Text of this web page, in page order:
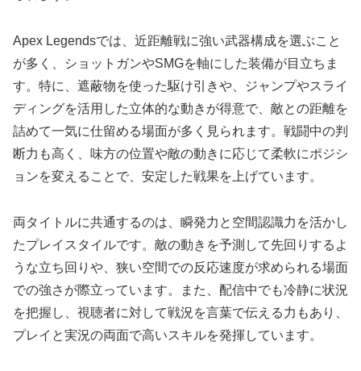
Apex Legendsでは、近距離戦に強い武器構成を選ぶこと
が多く、ショットガンやSMGを軸にした装備が目立ちま
す。特に、遮蔽物を使った駆け引きや、ジャンプやスライ
ディングを活用した立体的な動きが得意で、敵との距離を
詰めて一気に仕留める場面が多く見られます。戦闘中の判
断力も高く、味方の位置や敵の動きに応じて柔軟にポジシ
ョンを変えることで、安定した戦果を上げています。
両タイトルに共通するのは、瞬発力と空間認識力を活かし
たプレイスタイルです。敵の動きを予測して先回りするよ
うな立ち回りや、狭い空間での反応速度が求められる場面
での強さが際立っています。また、配信中でも冷静に状況
を把握し、視聴者に対して戦況を言葉で伝える力もあり、
プレイと実況の両面で高いスキルを発揮しています。